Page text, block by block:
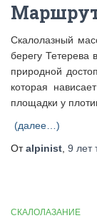
Скалолазный
берегу Тетерева
природной
которая
площадки у
(далее…)
Отalpinist 9 лет
СКАЛОЛАЗАНИЕ